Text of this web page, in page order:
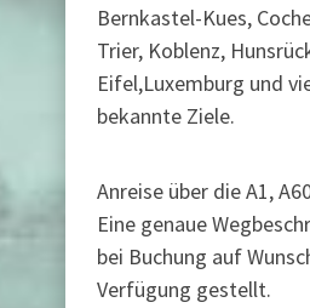
Bernkastel-Kues,
Trier, Koblenz,
Eifel,Luxemburg und
bekannte Ziele.
Anreise über die A1,
Eine genaue
bei Buchung auf
Verfügung gestellt.